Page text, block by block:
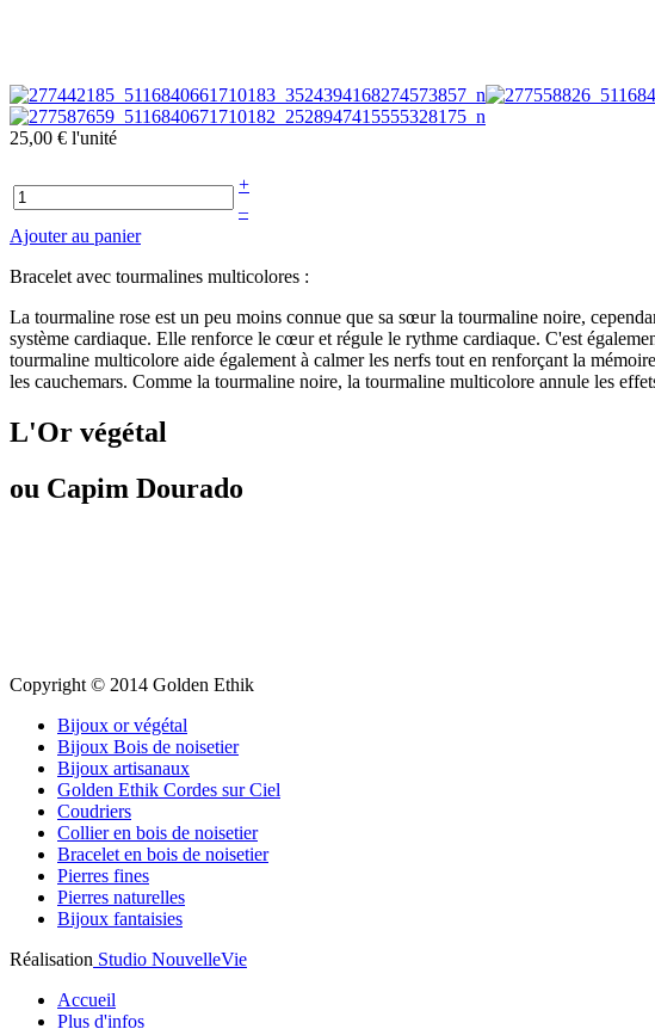
25,00 € l'unité
+
–
Ajouter au panier
Bracelet avec tourmalines multicolores :
La tourmaline rose est un peu moins connue que sa sœur la tourmaline noire,
système cardiaque. Elle renforce le cœur et régule le rythme cardiaque. C'est
tourmaline multicolore aide également à calmer les nerfs tout en renforçant la
les cauchemars. Comme la tourmaline noire, la tourmaline multicolore annule les
L'Or végétal
ou Capim Dourado
Copyright © 2014 Golden Ethik
Bijoux or végétal
Bijoux Bois de noisetier
Bijoux artisanaux
Golden Ethik Cordes sur Ciel
Coudriers
Collier en bois de noisetier
Bracelet en bois de noisetier
Pierres fines
Pierres naturelles
Bijoux fantaisies
Réalisation Studio NouvelleVie
Accueil
Plus d'infos